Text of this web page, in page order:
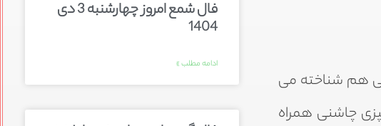
هم شناخته می
چاشنی همراه
فال شمع امروز چهارشنبه 3 دی
1404
ادامه مطلب »